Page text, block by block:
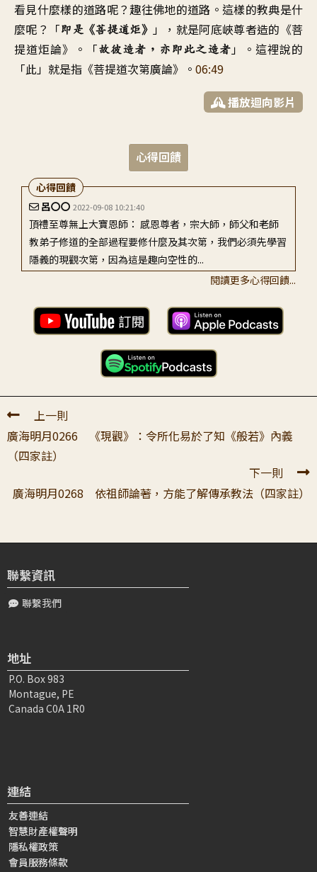
看見什麼樣的道路呢？趣往佛地的道路 。 這樣的教典是什
麼呢 ？「即是《菩提道炬》 」， 就是阿底峽尊者造的 《菩
提道炬論》。「故彼造者 ， 亦即此之造者」。 這裡說的
「此」就是指 《菩提道次第廣論》。 06:49
播放迴向影片
心得回饋
呂〇〇 2022-09-08 10:21:40
頂禮至尊無上大寶恩師： 感恩尊者，宗大師，師父和老師
教弟子修道的全部過程要修什麼及其次第，我們必須先學習
隱義的現觀次第，因為這是趣向空性的...
心得回饋
閱讀更多心得回饋...
上一則
廣海明月0266 《現觀》：令所化易於了知《般若》內義
（四家註）
下一則
廣海明月0268 依祖師論著，方能了解傳承教法（四家註）
聯繫資訊
聯繫我們
地址
P.O. Box 983
Montague, PE
Canada C0A 1R0
連結
友善連結
智慧財產權聲明
隱私權政策
會員服務條款